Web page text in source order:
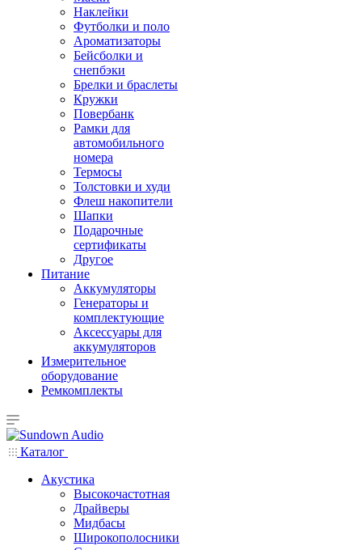
Наклейки
Футболки и поло
Ароматизаторы
Бейсболки и
снепбэки
Брелки и браслеты
Кружки
Повербанк
Рамки для
автомобильного
номера
Термосы
Толстовки и худи
Флеш накопители
Шапки
Подарочные
сертификаты
Другое
Питание
Аккумуляторы
Генераторы и
комплектующие
Аксессуары для
аккумуляторов
Измерительное
оборудование
Ремкомплекты
Каталог
Акустика
Высокочастотная
Драйверы
Мидбасы
Широкополосники